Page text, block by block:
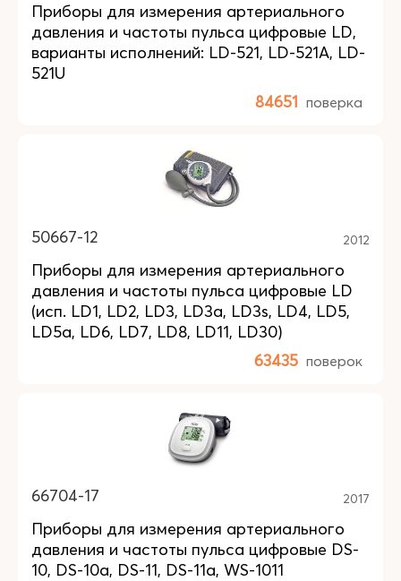
Приборы для измерения артериального
давления и частоты пульса цифровые LD,
варианты исполнений: LD-521, LD-521А, LD-
521U
84651 поверка
50667-12 2012
Приборы для измерения артериального
давления и частоты пульса цифровые LD
(исп. LD1, LD2, LD3, LD3a, LD3s, LD4, LD5,
LD5a, LD6, LD7, LD8, LD11, LD30)
63435 поверок
66704-17 2017
Приборы для измерения артериального
давления и частоты пульса цифровые DS-
10, DS-10a, DS-11, DS-11a, WS-1011